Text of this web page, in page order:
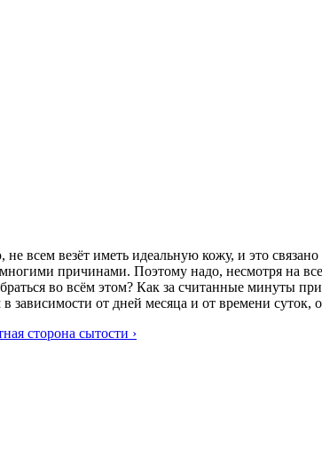
всем везёт иметь идеальную кожу, и это
причинами. Поэтому надо, несмотря на
во всём этом? Как за считанные минуты
зависимости от дней месяца и от времени суток,
сторона сытости ›